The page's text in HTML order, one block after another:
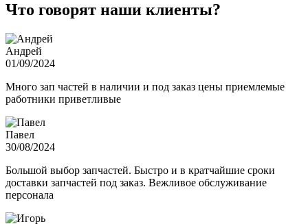
Что говорят наши клиенты?
Андрей
01/09/2024
Много зап частей в наличии и под заказ цены приемлемые
работники приветливые
Павел
30/08/2024
Большой выбор запчастей. Быстро и в кратчайшие сроки
доставки запчастей под заказ. Вежливое обслуживание
персонала